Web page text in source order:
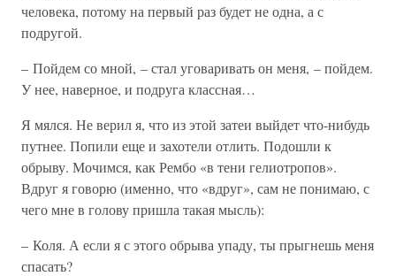
человека, потому на первый раз будет не одна, а с
подругой.
– Пойдем со мной, – стал уговаривать он меня, – пойдем.
У нее, наверное, и подруга классная…
Я мялся. Не верил я, что из этой затеи выйдет что-нибудь
путнее. Попили еще и захотели отлить. Подошли к
обрыву. Мочимся, как Рембо «в тени гелиотропов».
Вдруг я говорю (именно, что «вдруг», сам не понимаю, с
чего мне в голову пришла такая мысль):
– Коля. А если я с этого обрыва упаду, ты прыгнешь меня
спасать?